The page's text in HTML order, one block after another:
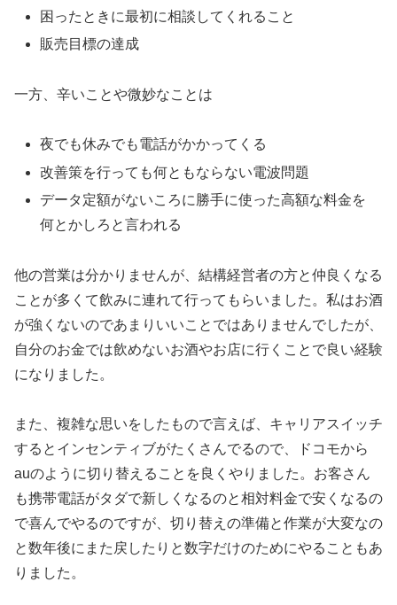
困ったときに最初に相談してくれること
販売目標の達成
一方、辛いことや微妙なことは
夜でも休みでも電話がかかってくる
改善策を行っても何ともならない電波問題
データ定額がないころに勝手に使った高額な料金を
何とかしろと言われる
他の営業は分かりませんが、結構経営者の方と仲良くなる
ことが多くて飲みに連れて行ってもらいました。私はお酒
が強くないのであまりいいことではありませんでしたが、
自分のお金では飲めないお酒やお店に行くことで良い経験
になりました。
また、複雑な思いをしたもので言えば、キャリアスイッチ
するとインセンティブがたくさんでるので、ドコモから
auのように切り替えることを良くやりました。お客さん
も携帯電話がタダで新しくなるのと相対料金で安くなるの
で喜んでやるのですが、切り替えの準備と作業が大変なの
と数年後にまた戻したりと数字だけのためにやることもあ
りました。